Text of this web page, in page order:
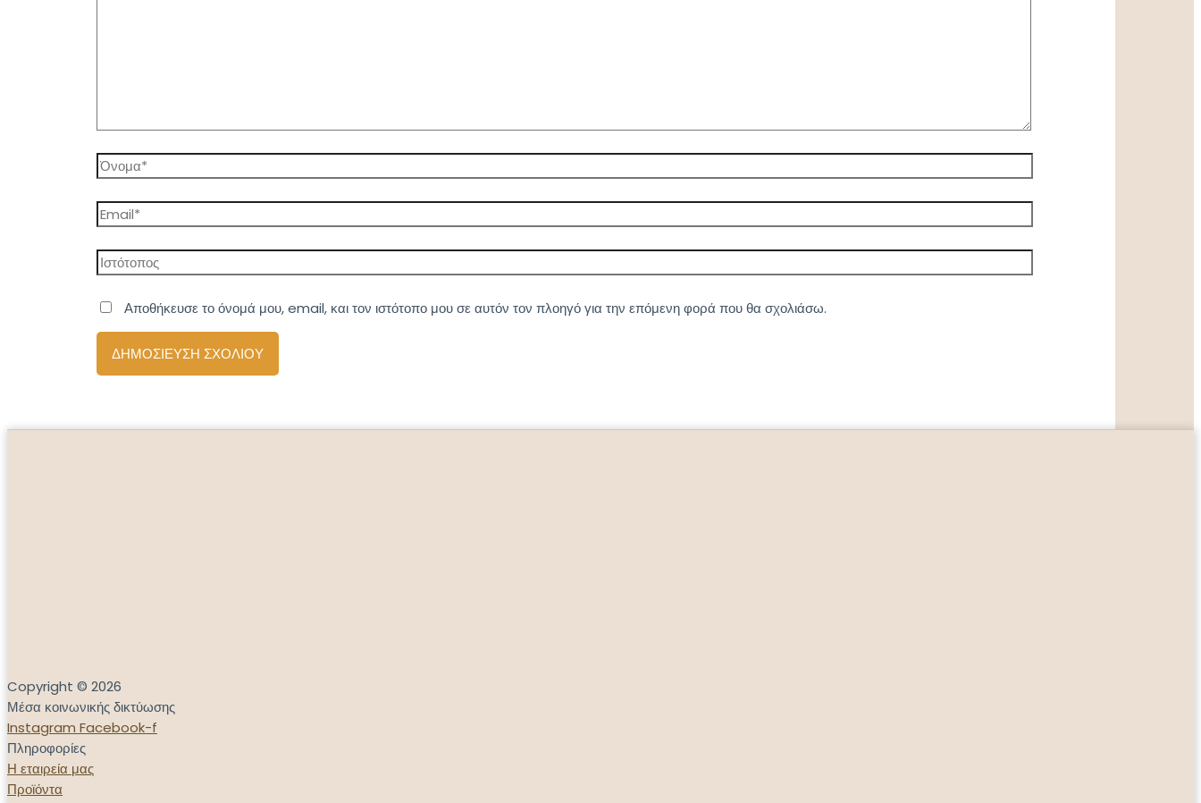
Όνομα*
Email*
Ιστότοπος
Αποθήκευσε το όνομά μου, email, και τον ιστότοπο μου σε αυτόν τον πλοηγό για την επόμενη φορά που θα σχολιάσω.
Copyright © 2026
Μέσα κοινωνικής δικτύωσης
Instagram Facebook-f
Πληροφορίες
Η εταιρεία μας
Προϊόντα